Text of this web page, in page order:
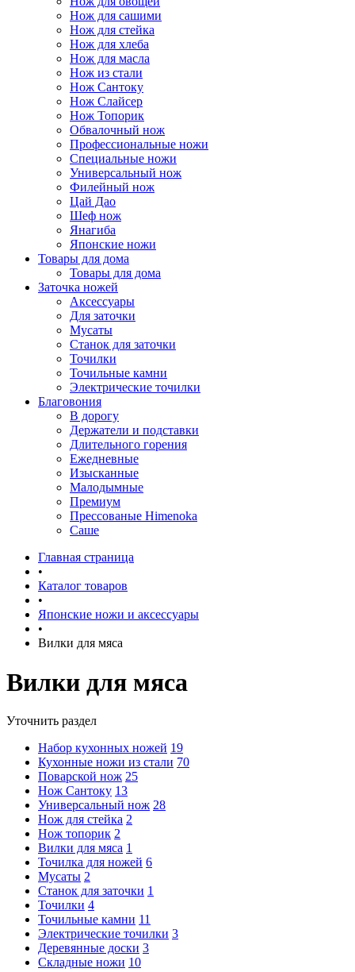
Нож для сашими
Нож для стейка
Нож для хлеба
Нож для масла
Нож из стали
Нож Сантоку
Нож Слайсер
Нож Топорик
Обвалочный нож
Профессиональные ножи
Специальные ножи
Универсальный нож
Филейный нож
Цай Дао
Шеф нож
Янагиба
Японские ножи
Товары для дома
Товары для дома
Заточка ножей
Аксессуары
Для заточки
Мусаты
Станок для заточки
Точилки
Точильные камни
Электрические точилки
Благовония
В дорогу
Держатели и подставки
Длительного горения
Ежедневные
Изысканные
Малодымные
Премиум
Прессованые Himenoka
Саше
Главная страница
•
Каталог товаров
•
Японские ножи и аксессуары
•
Вилки для мяса
Вилки для мяса
Уточнить раздел
Набор кухонных ножей 19
Кухонные ножи из стали 70
Поварской нож 25
Нож Сантоку 13
Универсальный нож 28
Нож для стейка 2
Нож топорик 2
Вилки для мяса 1
Точилка для ножей 6
Мусаты 2
Станок для заточки 1
Точилки 4
Точильные камни 11
Электрические точилки 3
Деревянные доски 3
Складные ножи 10